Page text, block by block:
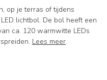
op je terras of tijdens
lichtbol. De bol heeft een
ca. 120 warmwitte LEDs
Lees meer.